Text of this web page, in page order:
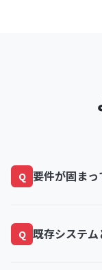
Q 要件が固ま
つければい
Q 既存システム